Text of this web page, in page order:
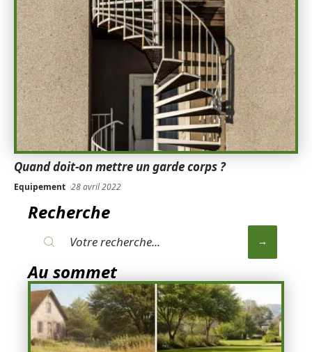
Quand doit-on mettre un garde corps ?
Equipement 28 avril 2022
Recherche
Au sommet